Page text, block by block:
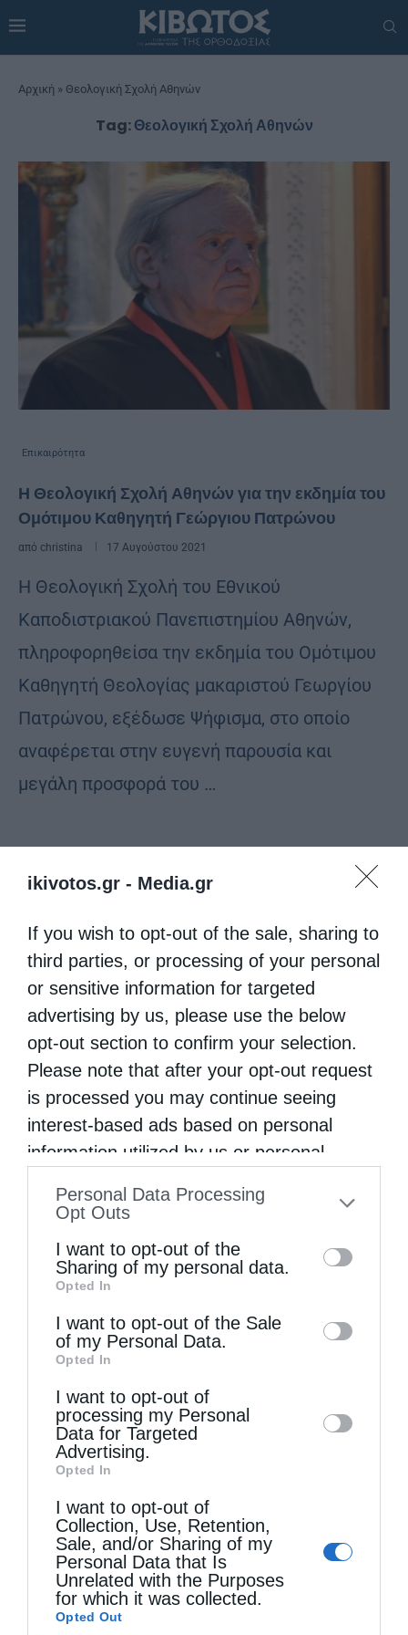
ikivotos.gr - Media.gr
If you wish to opt-out of the sale, sharing to
third parties, or processing of your personal
or sensitive information for targeted
advertising by us, please use the below
opt-out section to confirm your selection.
Please note that after your opt-out request
is processed you may continue seeing
interest-based ads based on personal
information utilized by us or personal
to your opt-out. You may separately opt-out
information by third parties on the IAB’s list
of downstream participants. This
information may also be disclosed by us to
third parties on theIAB’s List of
Downstream Participants
disclose it to other third parties.
Personal Data Processing
Opt Outs
I want to opt-out of the
Sharing of my personal data.
Opted In
I want to opt-out of the Sale
of my Personal Data.
Opted In
I want to opt-out of
processing my Personal
Data for Targeted
Advertising.
Opted In
I want to opt-out of
Collection, Use, Retention,
Sale, and/or Sharing of my
Personal Data that Is
Unrelated with the Purposes
for which it was collected.
Opted Out
Αρχική » Θεολογική Σχολή Αθηνών
Tag:Θεολογική Σχολή Αθηνών
Επικαιρότητα
Η Θεολογική Σχολή Αθηνών για την εκδημία του
Ομότιμου Καθηγητή Γεώργιου Πατρώνου
από christina 17 Αυγούστου 2021
Η Θεολογική Σχολή του Εθνικού
Καποδιστριακού Πανεπιστημίου Αθηνών,
πληροφορηθείσα την εκδημία του Ομότιμου
Καθηγητή Θεολογίας μακαριστού Γεωργίου
Πατρώνου, εξέδωσε Ψήφισμα, στο οποίο
αναφέρεται στην ευγενή παρουσία και
μεγάλη προσφορά του …
Τελευταία άρθρα
Κακό και εκδίκηση
Χειροτονία Διακόνου από τον Αρχιεπίσκοπο
Αυστραλίας στην Ιερά Επισκοπή Χώρας
Δημητριάδος Ιγνάτιος: «Ο Χριστός μάς έδειξε το